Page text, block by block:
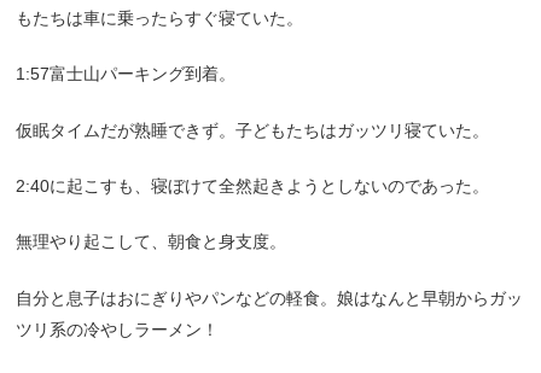
もたちは車に乗ったらすぐ寝ていた。
1:57富士山パーキング到着。
仮眠タイムだが熟睡できず。子どもたちはガッツリ寝ていた。
2:40に起こすも、寝ぼけて全然起きようとしないのであった。
無理やり起こして、朝食と身支度。
自分と息子はおにぎりやパンなどの軽食。娘はなんと早朝からガッ
ツリ系の冷やしラーメン！